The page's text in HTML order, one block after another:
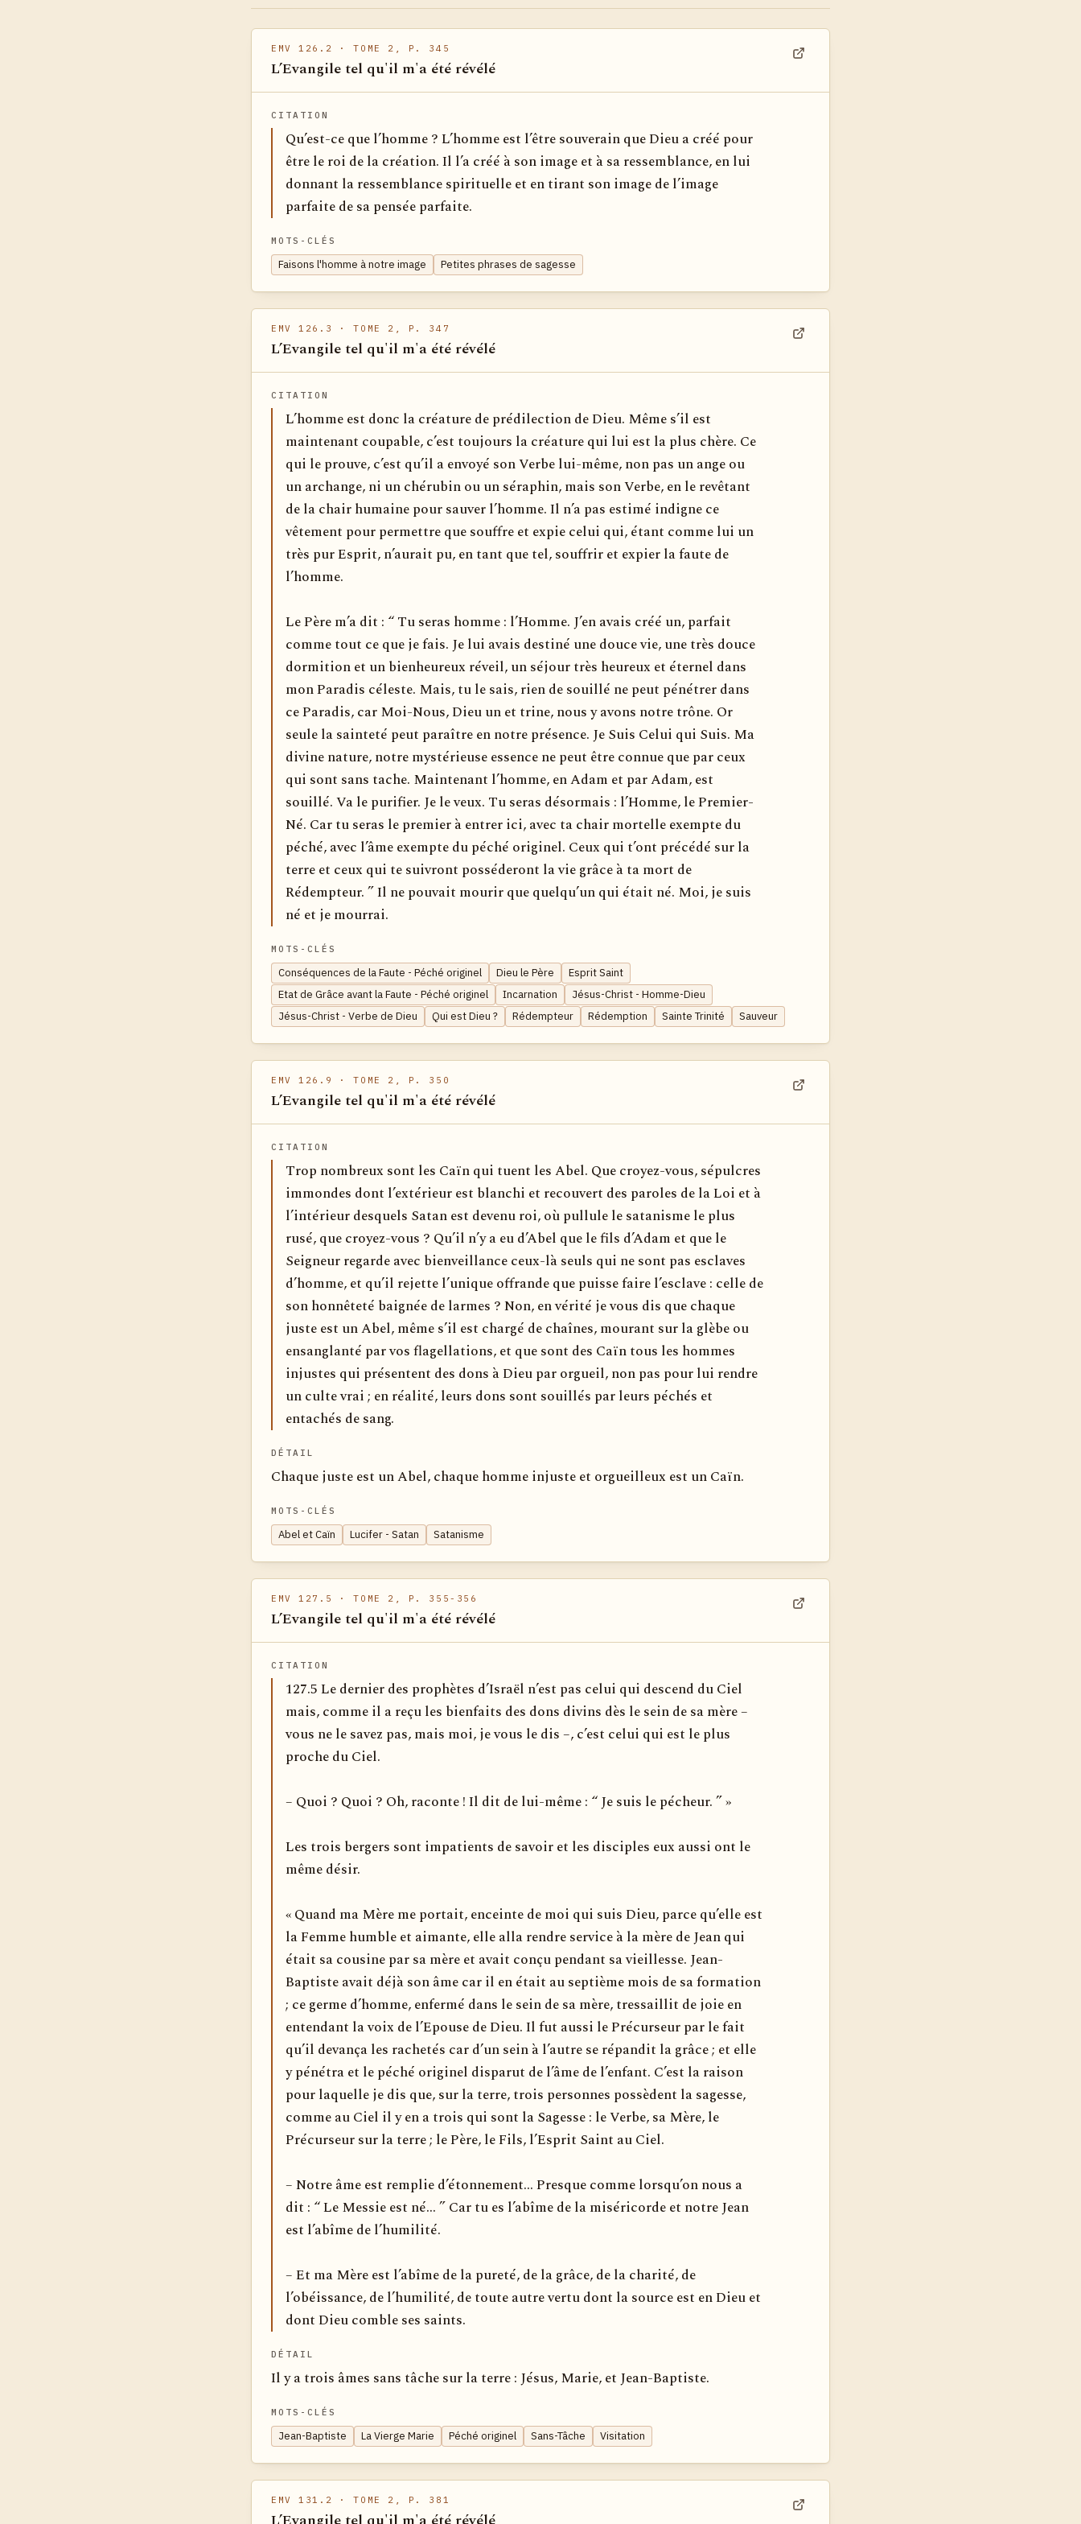
EMV 126.2 · TOME 2, P. 345
L’Evangile tel qu'il m'a été révélé
CITATION
Qu’est-ce que l’homme ? L’homme est l’être souverain que Dieu a créé pour
être le roi de la création. Il l’a créé à son image et à sa ressemblance, en lui
donnant la ressemblance spirituelle et en tirant son image de l’image
parfaite de sa pensée parfaite.
MOTS-CLÉS
Faisons l'homme à notre image Petites phrases de sagesse
EMV 126.3 · TOME 2, P. 347
L’Evangile tel qu'il m'a été révélé
CITATION
L’homme est donc la créature de prédilection de Dieu. Même s’il est
maintenant coupable, c’est toujours la créature qui lui est la plus chère. Ce
qui le prouve, c’est qu’il a envoyé son Verbe lui-même, non pas un ange ou
un archange, ni un chérubin ou un séraphin, mais son Verbe, en le revêtant
de la chair humaine pour sauver l’homme. Il n’a pas estimé indigne ce
vêtement pour permettre que souffre et expie celui qui, étant comme lui un
très pur Esprit, n’aurait pu, en tant que tel, souffrir et expier la faute de
l’homme.
Le Père m’a dit : “ Tu seras homme : l’Homme. J’en avais créé un, parfait
comme tout ce que je fais. Je lui avais destiné une douce vie, une très douce
dormition et un bienheureux réveil, un séjour très heureux et éternel dans
mon Paradis céleste. Mais, tu le sais, rien de souillé ne peut pénétrer dans
ce Paradis, car Moi-Nous, Dieu un et trine, nous y avons notre trône. Or
seule la sainteté peut paraître en notre présence. Je Suis Celui qui Suis. Ma
divine nature, notre mystérieuse essence ne peut être connue que par ceux
qui sont sans tache. Maintenant l’homme, en Adam et par Adam, est
souillé. Va le purifier. Je le veux. Tu seras désormais : l’Homme, le Premier-
Né. Car tu seras le premier à entrer ici, avec ta chair mortelle exempte du
péché, avec l’âme exempte du péché originel. Ceux qui t’ont précédé sur la
terre et ceux qui te suivront posséderont la vie grâce à ta mort de
Rédempteur. ” Il ne pouvait mourir que quelqu’un qui était né. Moi, je suis
né et je mourrai.
MOTS-CLÉS
Conséquences de la Faute - Péché originel Dieu le Père
Esprit Saint
Etat de Grâce avant la Faute - Péché originel
Incarnation
Jésus-Christ - Homme-Dieu
Jésus-Christ - Verbe de Dieu
Qui est Dieu ? Rédempteur Rédemption Sainte Trinité Sauveur
EMV 126.9 · TOME 2, P. 350
L’Evangile tel qu'il m'a été révélé
CITATION
Trop nombreux sont les Caïn qui tuent les Abel. Que croyez-vous, sépulcres
immondes dont l’extérieur est blanchi et recouvert des paroles de la Loi et à
l’intérieur desquels Satan est devenu roi, où pullule le satanisme le plus
rusé, que croyez-vous ? Qu’il n’y a eu d’Abel que le fils d’Adam et que le
Seigneur regarde avec bienveillance ceux-là seuls qui ne sont pas esclaves
d’homme, et qu’il rejette l’unique offrande que puisse faire l’esclave : celle de
son honnêteté baignée de larmes ? Non, en vérité je vous dis que chaque
juste est un Abel, même s’il est chargé de chaînes, mourant sur la glèbe ou
ensanglanté par vos flagellations, et que sont des Caïn tous les hommes
injustes qui présentent des dons à Dieu par orgueil, non pas pour lui rendre
un culte vrai ; en réalité, leurs dons sont souillés par leurs péchés et
entachés de sang.
DÉTAIL
Chaque juste est un Abel, chaque homme injuste et orgueilleux est un Caïn.
MOTS-CLÉS
Abel et Caïn Lucifer - Satan Satanisme
EMV 127.5 · TOME 2, P. 355-356
L’Evangile tel qu'il m'a été révélé
CITATION
127.5 Le dernier des prophètes d’Israël n’est pas celui qui descend du Ciel
mais, comme il a reçu les bienfaits des dons divins dès le sein de sa mère –
vous ne le savez pas, mais moi, je vous le dis –, c’est celui qui est le plus
proche du Ciel.
– Quoi ? Quoi ? Oh, raconte ! Il dit de lui-même : “ Je suis le pécheur. ” »
Les trois bergers sont impatients de savoir et les disciples eux aussi ont le
même désir.
« Quand ma Mère me portait, enceinte de moi qui suis Dieu, parce qu’elle est
la Femme humble et aimante, elle alla rendre service à la mère de Jean qui
était sa cousine par sa mère et avait conçu pendant sa vieillesse. Jean-
Baptiste avait déjà son âme car il en était au septième mois de sa formation
; ce germe d’homme, enfermé dans le sein de sa mère, tressaillit de joie en
entendant la voix de l’Epouse de Dieu. Il fut aussi le Précurseur par le fait
qu’il devança les rachetés car d’un sein à l’autre se répandit la grâce ; et elle
y pénétra et le péché originel disparut de l’âme de l’enfant. C’est la raison
pour laquelle je dis que, sur la terre, trois personnes possèdent la sagesse,
comme au Ciel il y en a trois qui sont la Sagesse : le Verbe, sa Mère, le
Précurseur sur la terre ; le Père, le Fils, l’Esprit Saint au Ciel.
– Notre âme est remplie d’étonnement... Presque comme lorsqu’on nous a
dit : “ Le Messie est né... ” Car tu es l’abîme de la miséricorde et notre Jean
est l’abîme de l’humilité.
– Et ma Mère est l’abîme de la pureté, de la grâce, de la charité, de
l’obéissance, de l’humilité, de toute autre vertu dont la source est en Dieu et
dont Dieu comble ses saints.
DÉTAIL
Il y a trois âmes sans tâche sur la terre : Jésus, Marie, et Jean-Baptiste.
MOTS-CLÉS
Jean-Baptiste La Vierge Marie Péché originel Sans-Tâche Visitation
EMV 131.2 · TOME 2, P. 381